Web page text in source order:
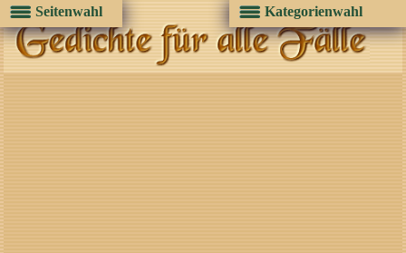
Seitenwahl Kategorienwahl